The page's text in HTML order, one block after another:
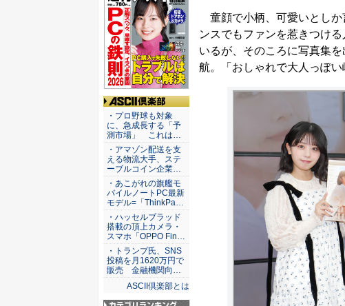
童顔で小柄、可愛いとしか
ンスでもファンを惹きつけ
いるが、そのころに写真集
航。「おしゃれで大人っぽ
ASCII倶楽部
・プロ野球も対象
に、急成長する「予
測市場」 これは…
・アマゾン配送を支
える物流大手、ステ
ーブルコイン企業…
・あこがれの旗艦モ
バイルノートPC最新
モデル=「ThinkPa…
・ハッセルブラッド
搭載の頂上カメラ・
スマホ「OPPO Fin…
・トランプ氏、SNS
投稿を月1620万円で
販売 金融機関向…
ASCII倶楽部とは